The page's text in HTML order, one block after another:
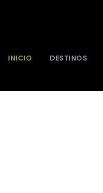
INICIO DESTINOS